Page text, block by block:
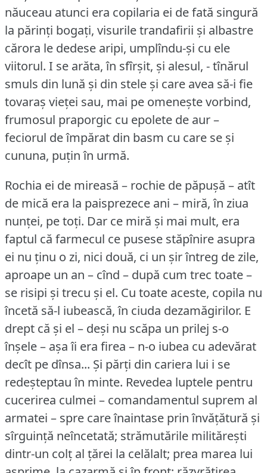
năuceau atunci era copilaria ei de fată singură
la părinți bogați, visurile trandafirii și albastre
cărora le dedese aripi, umplîndu-și cu ele
viitorul. I se arăta, în sfîrșit, și alesul, - tînărul
smuls din lună și din stele și care avea să-i fie
tovaraș vieței sau, mai pe omenește vorbind,
frumosul praporgic cu epolete de aur –
feciorul de împărat din basm cu care se și
cununa, puțin în urmă.
Rochia ei de mireasă – rochie de păpușă – atît
de mică era la paisprezece ani – miră, în ziua
nunței, pe toți. Dar ce miră și mai mult, era
faptul că farmecul ce pusese stăpînire asupra
ei nu ținu o zi, nici două, ci un șir întreg de zile,
aproape un an – cînd – după cum trec toate –
se risipi și trecu și el. Cu toate aceste, copila nu
încetă să-l iubească, în ciuda dezamăgirilor. E
drept că și el – deși nu scăpa un prilej s-o
înșele – așa îi era firea – n-o iubea cu adevărat
decît pe dînsa... Și părți din cariera lui i se
redeșteptau în minte. Revedea luptele pentru
cucerirea culmei – comandamentul suprem al
armatei – spre care înaintase prin învățătură și
sîrguință neîncetată; strămutările militărești
dintr-un colț al țărei la celălalt; prea marea lui